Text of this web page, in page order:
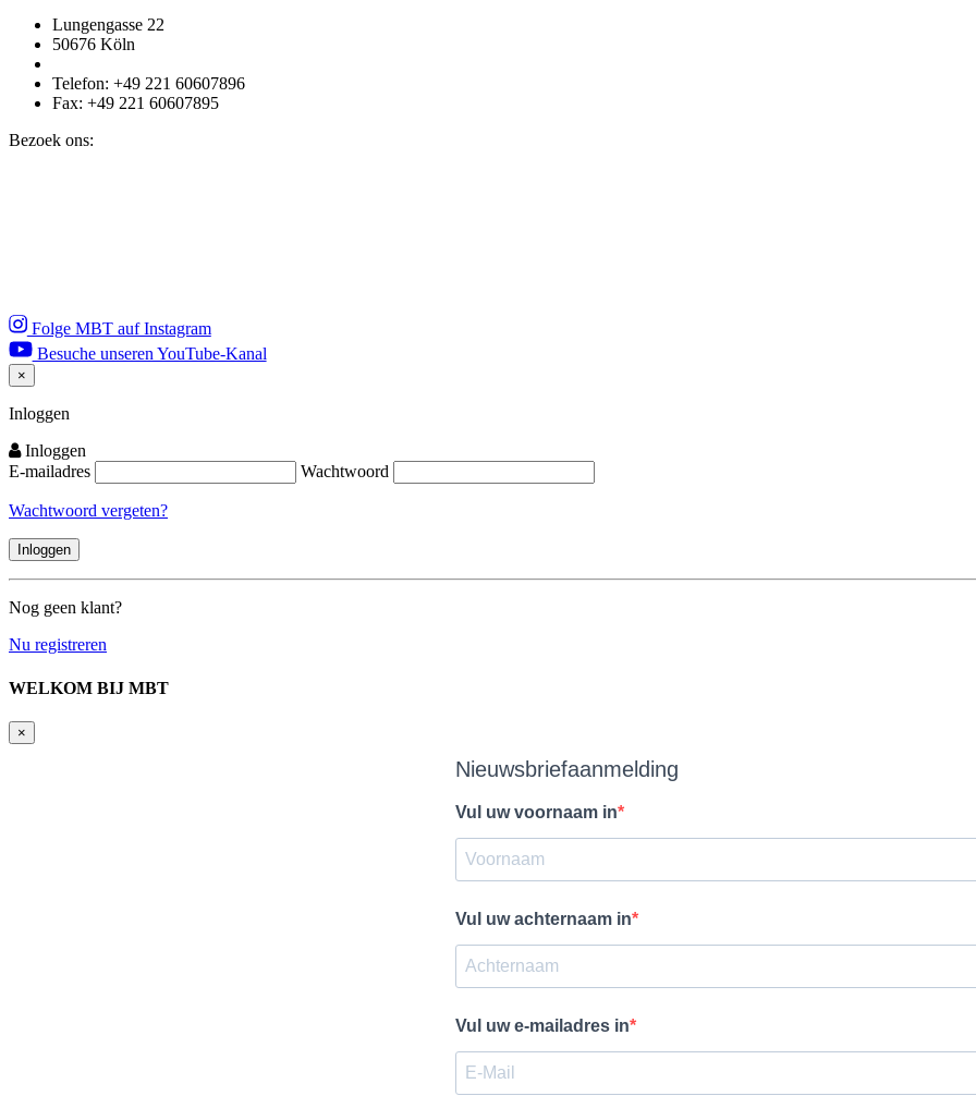
Lungengasse 22
50676 Köln
Telefon: +49 221 60607896
Fax: +49 221 60607895
Bezoek ons:
Folge MBT auf Instagram
Besuche unseren YouTube-Kanal
×
Close
Inloggen
Inloggen
E-mailadres
Wachtwoord
Wachtwoord vergeten?
Nog geen klant?
Nu registreren
WELKOM BIJ MBT
×
Nieuwsbriefaanmelding
Vul uw voornaam in
Vul uw achternaam in
Vul uw e-mailadres in